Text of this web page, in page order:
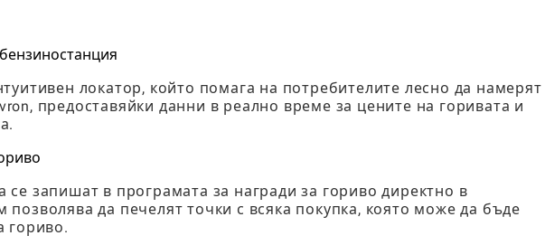
локатор, който помага на потребителите лесно да намерят
предоставяйки данни в реално време за цените на горивата и
се запишат в програмата за награди за гориво директно в
да печелят точки с всяка покупка, която може да бъде
гориво.